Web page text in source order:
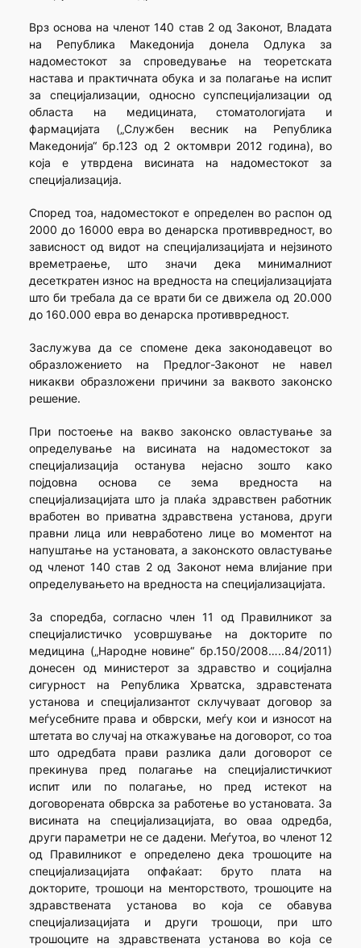
Врз основа на членот 140 став 2 од Законот, Владата
на Република Македонија донела Одлука за
надоместокот за спроведување на теоретската
настава и практичната обука и за полагање на испит
за специјализации, односно супспецијализации од
областа на медицината, стоматологијата и
фармацијата („Службен весник на Република
Македонија“ бр.123 од 2 октомври 2012 година), во
која е утврдена висината на надоместокот за
специјализација.
Според тоа, надоместокот е определен во распон од
2000 до 16000 евра во денарска противвредност, во
зависност од видот на специјализацијата и нејзиното
времетраење, што значи дека минималниот
десеткратен износ на вредноста на специјализацијата
што би требала да се врати би се движела од 20.000
до 160.000 евра во денарска противвредност.
Заслужува да се спомене дека законодавецот во
образложението на Предлог-Законот не навел
никакви образложени причини за ваквото законско
решение.
При постоење на вакво законско овластување за
определување на висината на надоместокот за
специјализација останува нејасно зошто како
појдовна основа се зема вредноста на
специјализацијата што ја плаќа здравствен работник
вработен во приватна здравствена установа, други
правни лица или невработено лице во моментот на
напуштање на установата, а законското овластување
од членот 140 став 2 од Законот нема влијание при
определувањето на вредноста на специјализацијата.
За споредба, согласно член 11 од Правилникот за
специјалистичко усовршување на докторите по
медицина („Народне новине“ бр.150/2008…..84/2011)
донесен од министерот за здравство и социјална
сигурност на Република Хрватска, здравстената
установа и специјализантот склучуваат договор за
меѓусебните права и обврски, меѓу кои и износот на
штетата во случај на откажување на договорот, со тоа
што одредбата прави разлика дали договорот се
прекинува пред полагање на специјалистичкиот
испит или по полагање, но пред истекот на
договорената обврска за работење во установата. За
висината на специјализацијата, во оваа одредба,
други параметри не се дадени. Меѓутоа, во членот 12
од Правилникот е определено дека трошоците на
специјализацијата опфаќаат: бруто плата на
докторите, трошоци на менторството, трошоците на
здравствената установа во која се обавува
специјализацијата и други трошоци, при што
трошоците на здравствената установа во која се